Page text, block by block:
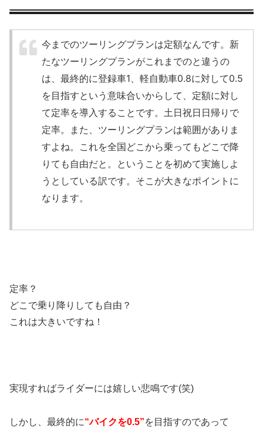
今までのツーリングプランは定額なんです。新
たなツーリングプランがこれまでのと違うの
は、最終的に登録車1、軽自動車0.8に対して0.5
を目指すという意味合いからして、定額に対し
て定率を導入することです。土日祝日日帰りで
定率。また、ツーリングプランは範囲がありま
すよね。これを全国どこから乗ってもどこで降
りても自由だと。ということを初めて実施しよ
うとしている訳です。そこが大きなポイントに
なります。
定率？
どこで乗り降りしても自由？
これは大きいですね！
実現すればライダーには嬉しい悲鳴です(笑)
しかし、最終的に“バイクを0.5”を目指すのであって